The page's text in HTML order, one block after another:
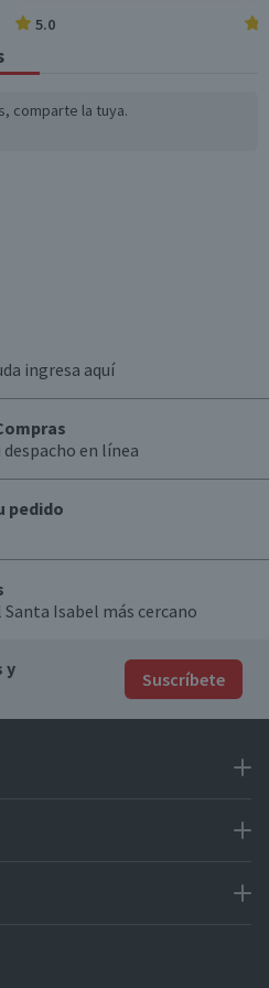
promedio (8400 kj / 2000 kcal)
5.0
comparte la tuya.
ingresa aquí
en línea
pedido
Isabel más cercano
y
Suscríbete